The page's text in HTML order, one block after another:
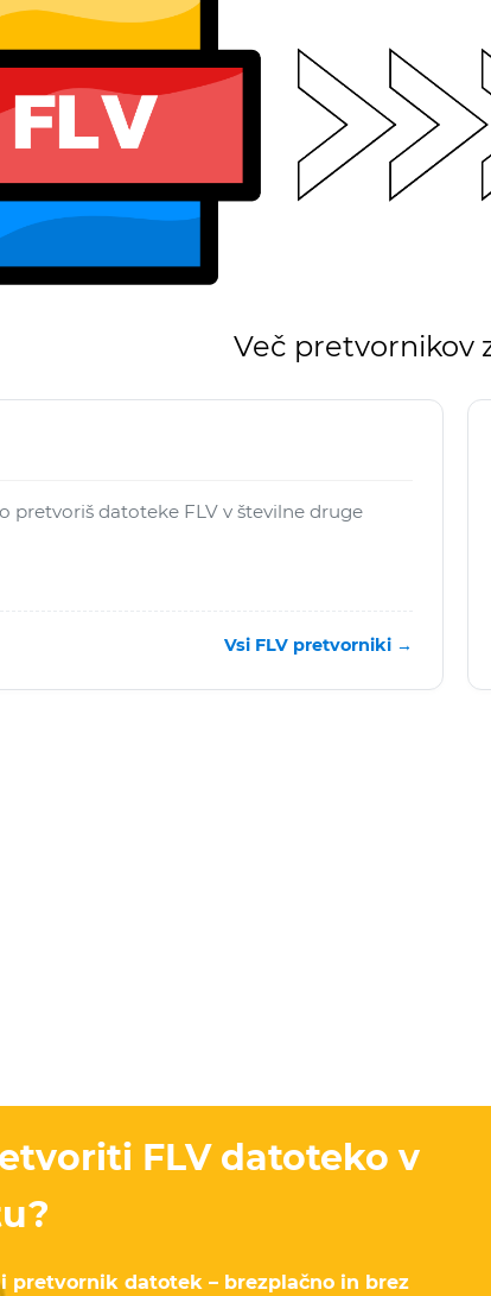
Več pretvornikov
pretvoriš datoteke FLV v številne druge
Vsi FLV pretvorniki →
FLV datoteko v
pretvornik datotek – brezplačno in brez